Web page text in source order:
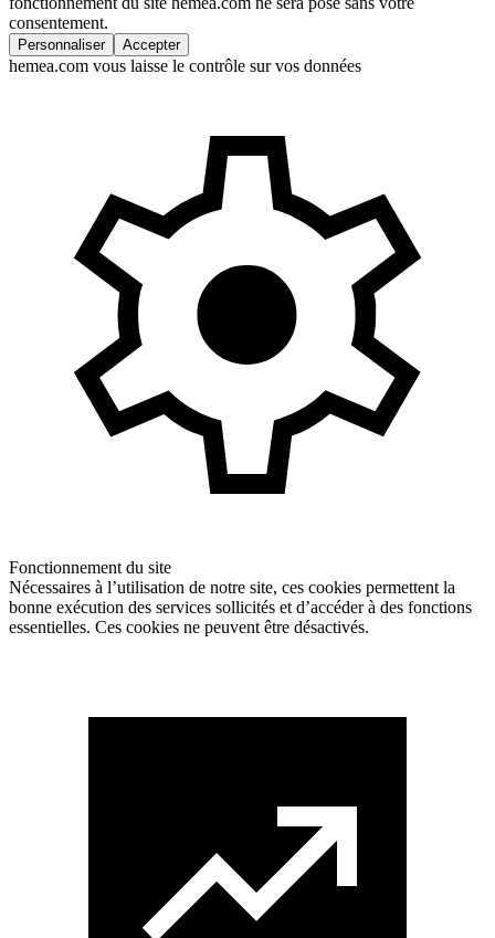
consentement.
Personnaliser Accepter
hemea.com vous laisse le contrôle sur vos données
Fonctionnement du site
Nécessaires à l’utilisation de notre site, ces cookies permettent la
bonne exécution des services sollicités et d’accéder à des fonctions
essentielles. Ces cookies ne peuvent être désactivés.